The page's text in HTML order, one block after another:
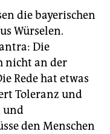
die bayerischen
Würselen.
Die
nicht an der
Rede hat etwas
Toleranz und
und
den Menschen